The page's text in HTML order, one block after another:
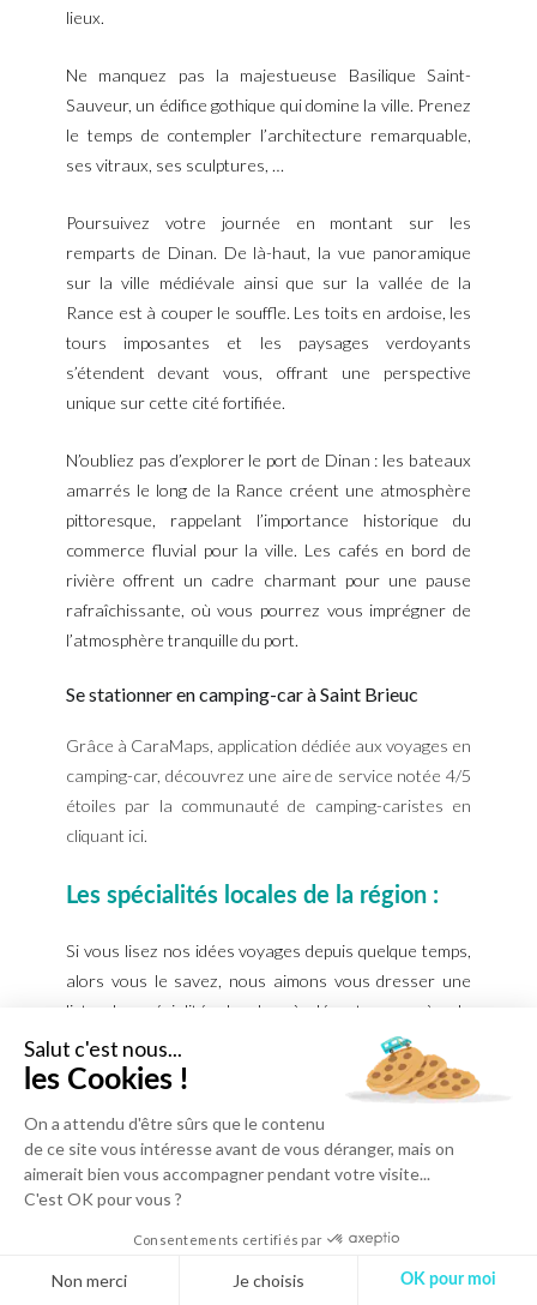
lieux.
Ne manquez pas la majestueuse Basilique Saint-
Sauveur, un édifice gothique qui domine la ville. Prenez
le temps de contempler l’architecture remarquable,
ses vitraux, ses sculptures, …
Poursuivez votre journée en montant sur les
remparts de Dinan. De là-haut, la vue panoramique
sur la ville médiévale ainsi que sur la vallée de la
Rance est à couper le souffle. Les toits en ardoise, les
tours imposantes et les paysages verdoyants
s’étendent devant vous, offrant une perspective
unique sur cette cité fortifiée.
N’oubliez pas d’explorer le port de Dinan : les bateaux
amarrés le long de la Rance créent une atmosphère
pittoresque, rappelant l’importance historique du
commerce fluvial pour la ville. Les cafés en bord de
rivière offrent un cadre charmant pour une pause
rafraîchissante, où vous pourrez vous imprégner de
l’atmosphère tranquille du port.
Se stationner en camping-car à Saint Brieuc
Grâce à CaraMaps, application dédiée aux voyages en
camping-car, découvrez une aire de service notée 4/5
étoiles par la communauté de camping-caristes en
cliquant ici.
Les spécialités locales de la région :
Si vous lisez nos idées voyages depuis quelque temps,
alors vous le savez, nous aimons vous dresser une
liste de spécialités locales à déguster auprès de
producteurs locaux :
Salut c'est nous...
les Cookies !
On a attendu d'être sûrs que le contenu
de ce site vous intéresse avant de vous déranger, mais on
aimerait bien vous accompagner pendant votre visite...
C'est OK pour vous ?
Consentements certifiés par
Non merci Je choisis OK pour moi